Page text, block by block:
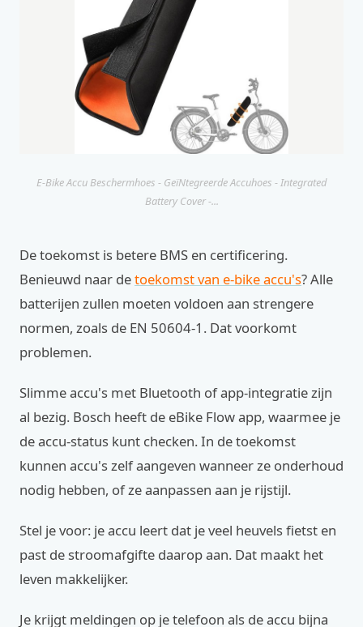
E-Bike Accu Beschermhoes - GeïNtegreerde Accuhoes - Integrated
Battery Cover -...
De toekomst is betere BMS en certificering.
Benieuwd naar detoekomst van e-bike accu's? Alle
batterijen zullen moeten voldoen aan strengere
normen, zoals de EN 50604-1. Dat voorkomt
problemen.
Slimme accu's met Bluetooth of app-integratie zijn
al bezig. Bosch heeft de eBike Flow app, waarmee je
de accu-status kunt checken. In de toekomst
kunnen accu's zelf aangeven wanneer ze onderhoud
nodig hebben, of ze aanpassen aan je rijstijl.
Stel je voor: je accu leert dat je veel heuvels fietst en
past de stroomafgifte daarop aan. Dat maakt het
leven makkelijker.
Je krijgt meldingen op je telefoon als de accu bijna